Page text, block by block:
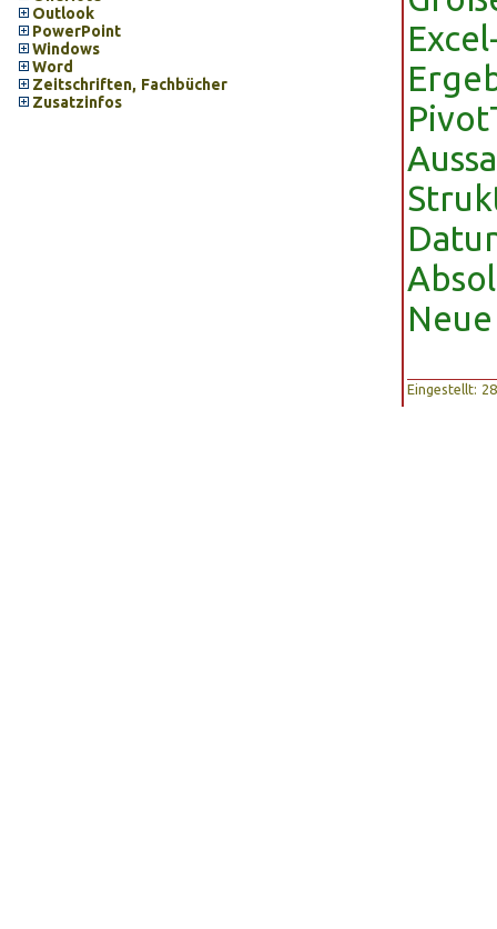
Outlook
PowerPoint
Windows
Word
Zeitschriften, Fachbücher
Zusatzinfos
Eingestellt: